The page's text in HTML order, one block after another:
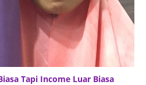
Tapi Income Luar Biasa